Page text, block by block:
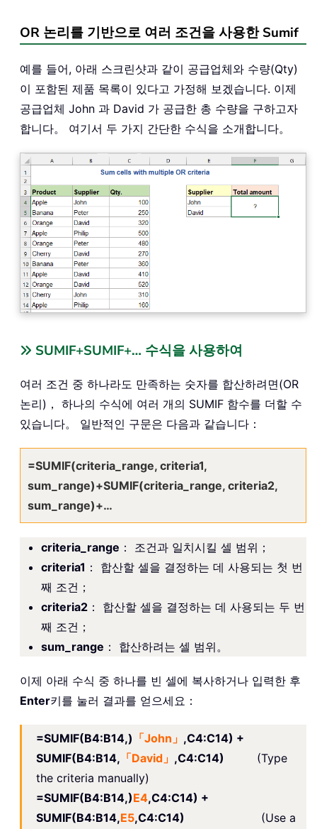
OR 논리를 기반으로 여러 조건을 사용한 Sumif
예를 들어, 아래 스크린샷과 같이 공급업체와 수량(Qty)
이 포함된 제품 목록이 있다고 가정해 보겠습니다. 이제
공급업체 John 과 David 가 공급한 총 수량을 구하고자
합니다。 여기서 두 가지 간단한 수식을 소개합니다。
SUMIF+SUMIF+… 수식을 사용하여
여러 조건 중 하나라도 만족하는 숫자를 합산하려면(OR
논리)， 하나의 수식에 여러 개의 SUMIF 함수를 더할 수
있습니다。 일반적인 구문은 다음과 같습니다：
=SUMIF(criteria_range, criteria1,
sum_range)+SUMIF(criteria_range, criteria2,
sum_range)+…
criteria_range ： 조건과 일치시킬 셀 범위；
criteria1 ： 합산할 셀을 결정하는 데 사용되는 첫 번
째 조건；
criteria2 ： 합산할 셀을 결정하는 데 사용되는 두 번
째 조건；
sum_range ： 합산하려는 셀 범위。
이제 아래 수식 중 하나를 빈 셀에 복사하거나 입력한 후
Enter키를 눌러 결과를 얻으세요：
=SUMIF(B4:B14,) 「John」 ,C4:C14) +
SUMIF(B4:B14, 「David」 ,C4:C14)
(Type
the criteria manually)
=SUMIF(B4:B14,)E4,C4:C14) +
SUMIF(B4:B14,E5,C4:C14) (Use a